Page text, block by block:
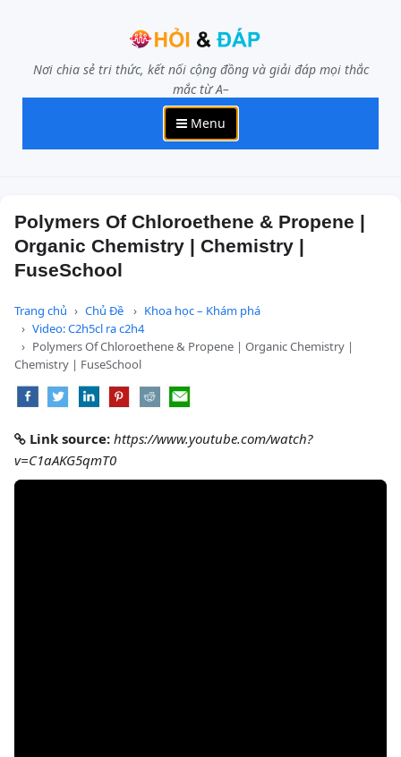
Nơi chia sẻ tri thức, kết nối cộng đồng và giải đáp mọi thắc
mắc từ A–
Menu
Polymers Of Chloroethene & Propene |
Organic Chemistry | Chemistry |
FuseSchool
Trang chủ Chủ Đề
Khoa học – Khám phá
Video: C2h5cl ra c2h4
Polymers Of Chloroethene & Propene | Organic Chemistry |
Chemistry | FuseSchool
Link source: https://www.youtube.com/watch?
v=C1aAKG5qmT0